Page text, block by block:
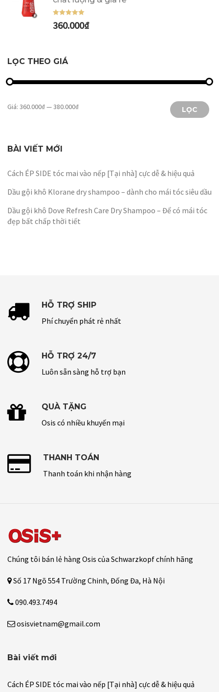
Được xếp
360.000₫
LỌC THEO GIÁ
LỌC
Giá: 360.000₫—380.000₫
BÀI VIẾT MỚI
Cách ÉP SIDE tóc mai vào nếp [Tại nhà] cực dễ & hiệu quả
Dầu gội khô Klorane dry shampoo – dành cho mái tóc siêu dầu
Dầu gội khô Dove Refresh Care Dry Shampoo – Để có mái tóc
đẹp bất chấp thời tiết
HỖ TRỢ SHIP
Phí chuyển phát rẻ nhất
HỖ TRỢ 24/7
Luôn sẵn sàng hỗ trợ bạn
QUÀ TẶNG
Osis có nhiều khuyến mại
THANH TOÁN
Thanh toán khi nhận hàng
Chúng tôi bán lẻ hàng Osis của Schwarzkopf chính hãng
Số 17 Ngõ 554 Trường Chinh, Đống Đa, Hà Nội
090.493.7494
osisvietnam@gmail.com
Bài viết mới
Cách ÉP SIDE tóc mai vào nếp [Tại nhà] cực dễ & hiệu quả